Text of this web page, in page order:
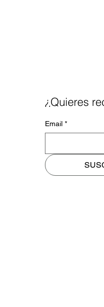
¿Quieres
noticias y
Email *